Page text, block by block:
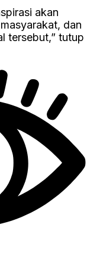
akan
dan
tersebut,” tutup